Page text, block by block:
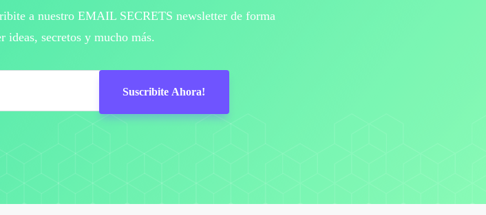
a nuestro EMAIL SECRETS newsletter de forma
ideas, secretos y mucho más.
Suscribite Ahora!